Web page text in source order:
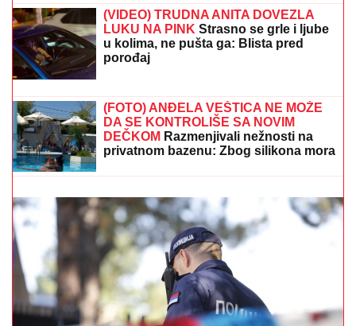
SKANDALU!Rale prekinuo ćutanje i
uputio BRUTALNU PORUKU porodici
Radanović, stao na stranu istine
u kolima, ne pušta ga: Blista pred
porođaj
PEVAČICA ZATEKLA MRTVOG MUŽA:"Imao je